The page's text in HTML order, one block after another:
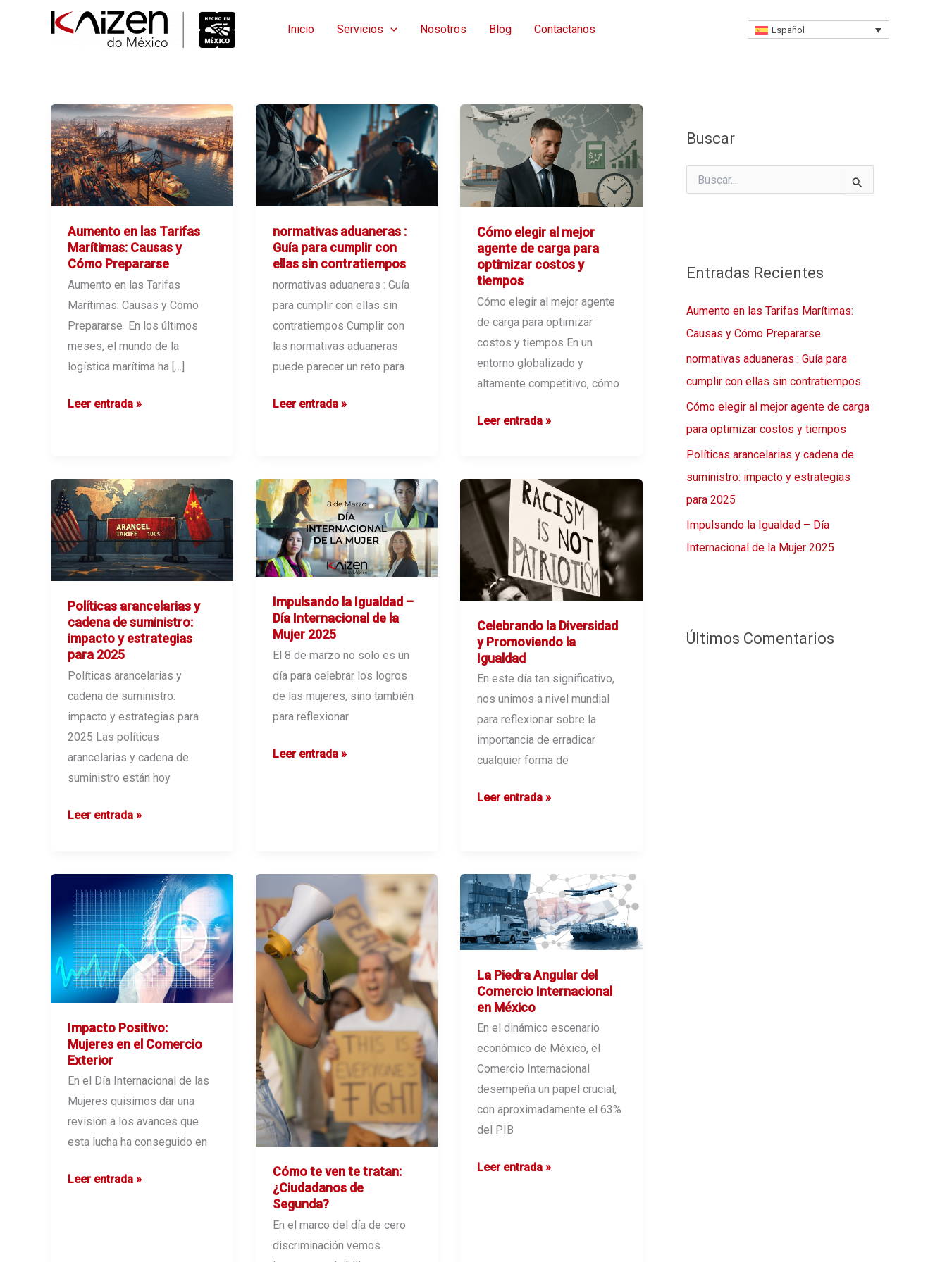
Inicio Servicios Nosotros Blog Contactanos Español
Aumento en las Tarifas
Marítimas: Causas y
Cómo Prepararse
Aumento en las Tarifas
Marítimas: Causas y Cómo
Prepararse En los últimos
meses, el mundo de la
logística marítima ha […]
Aumento
Marítimas:
Causas
y
Cómo
Prepararse
Leer entrada »
normativas aduaneras :
Guía para cumplir con
ellas sin contratiempos
normativas aduaneras : Guía
para cumplir con ellas sin
contratiempos Cumplir con
las normativas aduaneras
puede parecer un reto para
normativas
para
cumplir
con
ellas
sin
Leer entrada »
Cómo elegir al mejor
agente de carga para
optimizar costos y
tiempos
Cómo elegir al mejor agente
de carga para optimizar
costos y tiempos En un
entorno globalizado y
altamente competitivo, cómo
Cómo
mejor
agente
de
carga
para
optimizar
costos
y
tiempos
Leer entrada »
Políticas arancelarias y
cadena de suministro:
impacto y estrategias
para 2025
Políticas arancelarias y
cadena de suministro:
impacto y estrategias para
2025 Las políticas
arancelarias y cadena de
suministro están hoy
Políticas
cadena
de
suministro:
impacto
estrategias
para
Leer entrada »
Impulsando la Igualdad –
Día Internacional de la
Mujer 2025
El 8 de marzo no solo es un
día para celebrar los logros
de las mujeres, sino también
para reflexionar
Impulsando
de
la
Mujer
2025
Leer entrada »
Celebrando la Diversidad
y Promoviendo la
Igualdad
En este día tan significativo,
nos unimos a nivel mundial
para reflexionar sobre la
importancia de erradicar
cualquier forma de
Celebrando
Promoviendo
la
Igualdad
Leer entrada »
Impacto Positivo:
Mujeres en el Comercio
Exterior
En el Día Internacional de las
Mujeres quisimos dar una
revisión a los avances que
esta lucha ha conseguido en
Impacto
Leer entrada »
Cómo te ven te tratan:
¿Ciudadanos de
Segunda?
En el marco del día de cero
discriminación vemos
La Piedra Angular del
Comercio Internacional
en México
En el dinámico escenario
económico de México, el
Comercio Internacional
desempeña un papel crucial,
con aproximadamente el 63%
del PIB
La
Leer entrada »
Buscar
o
Entradas Recientes
Aumento en las Tarifas Marítimas:
Causas y Cómo Prepararse
normativas aduaneras : Guía para
cumplir con ellas sin contratiempos
Cómo elegir al mejor agente de carga
para optimizar costos y tiempos
Políticas arancelarias y cadena de
suministro: impacto y estrategias
para 2025
Impulsando la Igualdad – Día
Internacional de la Mujer 2025
Últimos Comentarios